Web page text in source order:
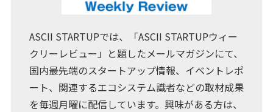
ASCII STARTUPでは、「ASCII STARTUPウィー
クリーレビュー」と題したメールマガジンにて、
国内最先端のスタートアップ情報、イベントレポ
ート、関連するエコシステム識者などの取材成果
を毎週月曜に配信しています。興味がある方は、